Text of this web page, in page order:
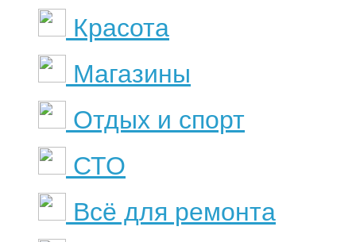
Красота
Магазины
Отдых и спорт
СТО
Всё для ремонта